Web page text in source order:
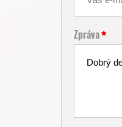
Zpráva